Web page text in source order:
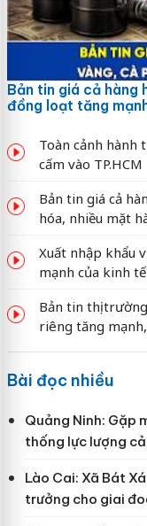
Bản tin giá cả hàng
đồng loạt tăng
Toàn cảnh hành
cấm vào TP.HCM
Bản tin giá cả
hóa, nhiều mặt
Xuất nhập khẩu
mạnh của kinh
Bản tin thị
riêng tăng
Bài đọc nhiều
Quảng Ninh: Gặp
thống lực lượng
Lào Cai: Xã Bát
trưởng cho giai